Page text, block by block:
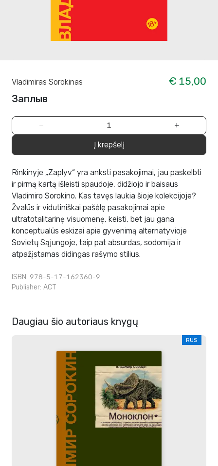
Vladimiras Sorokinas
€ 15,00
Заплыв
− +
Į krepšelį
Rinkinyje „Zaplyv“ yra anksti pasakojimai, jau paskelbti
ir pirmą kartą išleisti spaudoje, didžiojo ir baisaus
Vladimiro Sorokino. Kas tavęs laukia šioje kolekcijoje?
Žvalūs ir vidutiniškai pašėlę pasakojimai apie
ultratotalitarinę visuomenę, keisti, bet jau gana
konceptualūs eskizai apie gyvenimą alternatyvioje
Sovietų Sąjungoje, taip pat absurdas, sodomija ir
atpažįstamas didingas rašymo stilius.
ISBN: 978-5-17-162360-9
Publisher: АСТ
Daugiau šio autoriaus knygų
RUS